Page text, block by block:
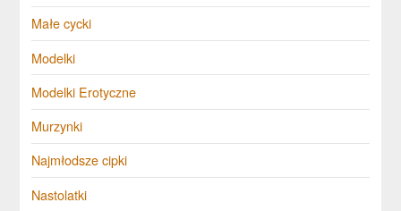
Małe cycki
Modelki
Modelki Erotyczne
Murzynki
Najmłodsze cipki
Nastolatki